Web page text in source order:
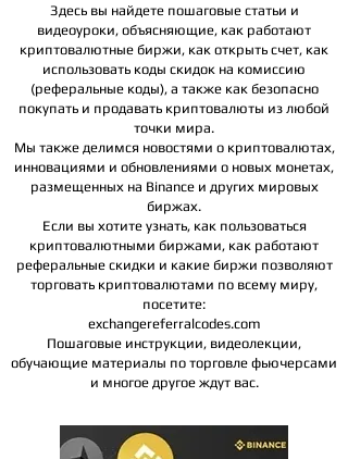
Здесь вы найдете пошаговые статьи и
видеоуроки, объясняющие, как работают
криптовалютные биржи, как открыть счет, как
использовать коды скидок на комиссию
(реферальные коды), а также как безопасно
покупать и продавать криптовалюты из любой
точки мира.
Мы также делимся новостями о криптовалютах,
инновациями и обновлениями о новых монетах,
размещенных на Binance и других мировых
биржах.
Если вы хотите узнать, как пользоваться
криптовалютными биржами, как работают
реферальные скидки и какие биржи позволяют
торговать криптовалютами по всему миру,
посетите:
exchangereferralcodes.com
Пошаговые инструкции, видеолекции,
обучающие материалы по торговле фьючерсами
и многое другое ждут вас.